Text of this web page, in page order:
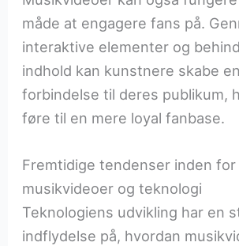
måde at engagere fans på.
interaktive elementer og
indhold kan kunstnere skabe
forbindelse til deres publikum,
føre til en mere loyal fanbase.
Fremtidige tendenser inden for
musikvideoer og teknologi
Teknologiens udvikling har en
indflydelse på, hvordan